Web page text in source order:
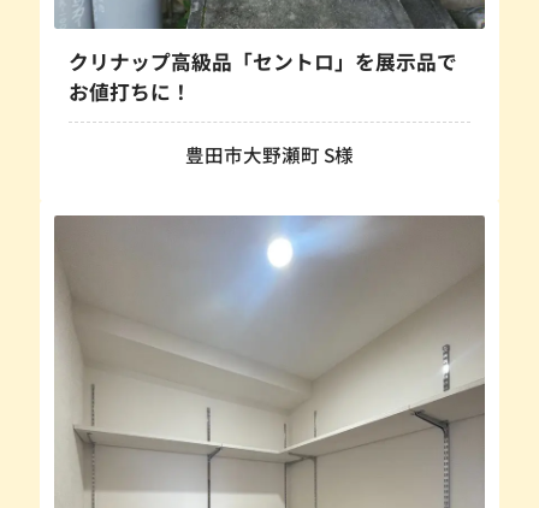
クリナップ高級品「セントロ」を展示品で
お値打ちに！
豊田市大野瀬町 S様